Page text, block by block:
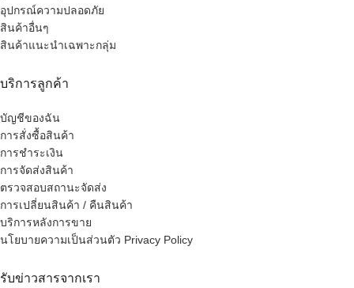
อุปกรณ์ความปลอดภัย
สินค้าอื่นๆ
สินค้าแนะนำเฉพาะกลุ่ม
บริการลูกค้า
บัญชีของฉัน
การสั่งซื้อสินค้า
การชำระเงิน
การจัดส่งสินค้า
ตรวจสอบสถานะจัดส่ง
การเปลี่ยนสินค้า / คืนสินค้า
บริการหลังการขาย
นโยบายความเป็นส่วนตัว Privacy Policy
รับข่าวสารจากเรา